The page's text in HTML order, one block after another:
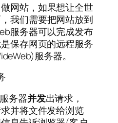
网站，如果想让全世
我们需要把网站放到
服务器可以完成发布
保存网页的远程服务
服务器。
务器并发出请求，
并将文件发给浏览